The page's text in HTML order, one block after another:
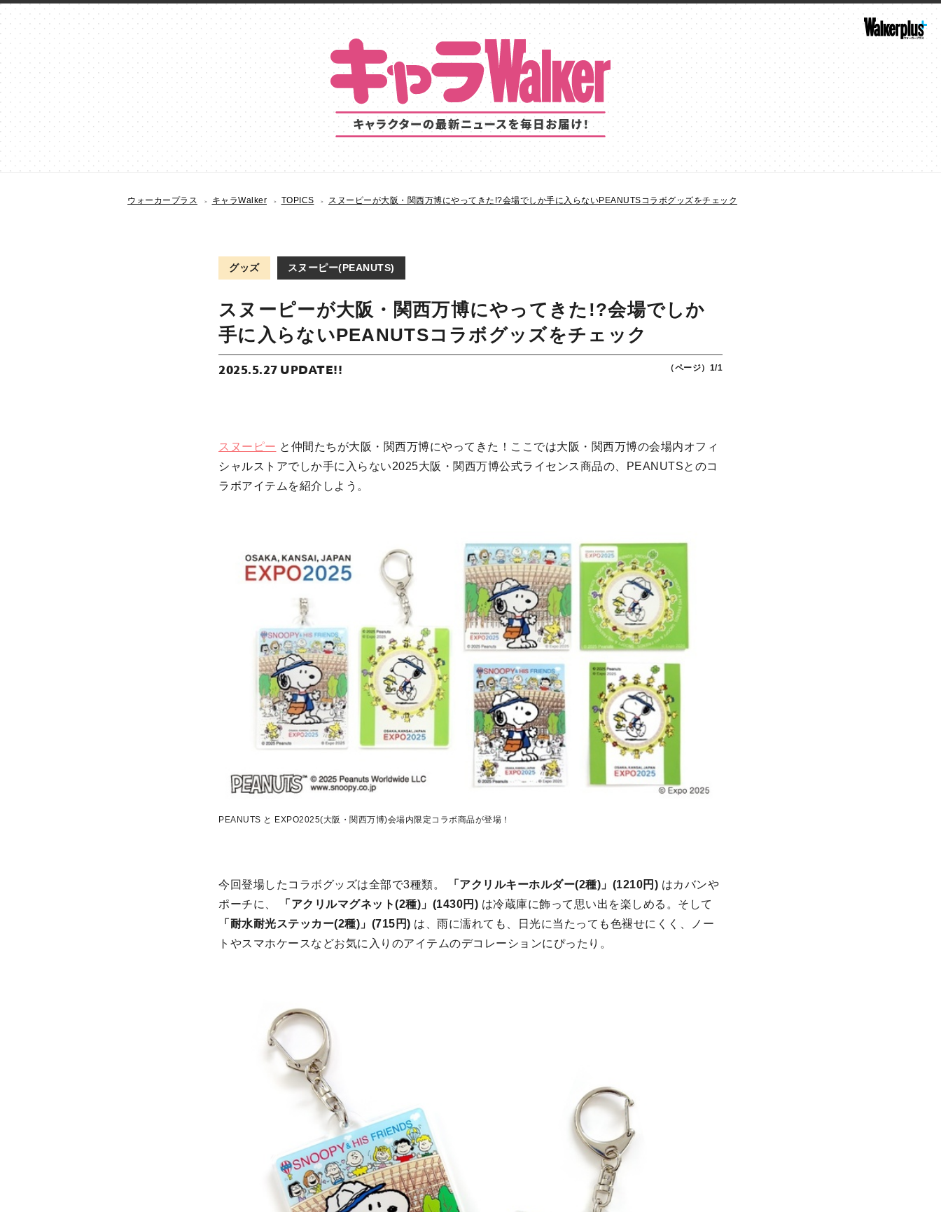
ウォーカープラス キャラWalker TOPICS スヌーピーが大阪・関西万博にやってきた!?会場でしか手に入らないPEANUTSコラボグッズをチェック
グッズ スヌーピー(PEANUTS)
スヌーピーが大阪・関西万博にやってきた!?会場でしか
手に入らないPEANUTSコラボグッズをチェック
2025.5.27 UPDATE!! （ページ）1/1
スヌーピー と仲間たちが大阪・関西万博にやってきた！ここでは大阪・関西万博の会場内オフィ
シャルストアでしか手に入らない2025大阪・関西万博公式ライセンス商品の、PEANUTSとのコ
ラボアイテムを紹介しよう。
PEANUTS と EXPO2025(大阪・関西万博)会場内限定コラボ商品が登場！
今回登場したコラボグッズは全部で3種類。 「アクリルキーホルダー(2種)」(1210円) はカバンや
ポーチに、
「アクリルマグネット(2種)」(1430円) は冷蔵庫に飾って思い出を楽しめる。そして
「耐水耐光ステッカー(2種)」(715円) は、雨に濡れても、日光に当たっても色褪せにくく、ノー
トやスマホケースなどお気に入りのアイテムのデコレーションにぴったり。